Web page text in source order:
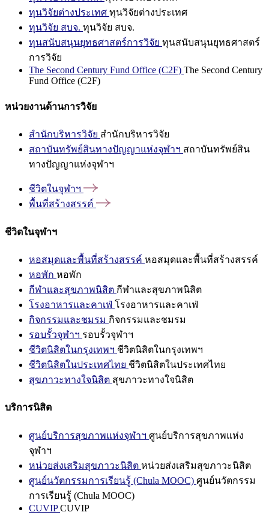
ทุนวิจัยต่างประเทศ ทุนวิจัยต่างประเทศ
ทุนวิจัย สบจ. ทุนวิจัย สบจ.
ทุนสนับสนุนยุทธศาสตร์การวิจัย ทุนสนับสนุนยุทธศาสตร์
การวิจัย
The Second Century Fund Office (C2F) The Second Century
Fund Office (C2F)
หน่วยงานด้านการวิจัย
สำนักบริหารวิจัย สำนักบริหารวิจัย
สถาบันทรัพย์สินทางปัญญาแห่งจุฬาฯ สถาบันทรัพย์สิน
ทางปัญญาแห่งจุฬาฯ
ชีวิตในจุฬาฯ
พื้นที่สร้างสรรค์
ชีวิตในจุฬาฯ
หอสมุดและพื้นที่สร้างสรรค์ หอสมุดและพื้นที่สร้างสรรค์
หอพัก หอพัก
กีฬาและสุขภาพนิสิต กีฬาและสุขภาพนิสิต
โรงอาหารและคาเฟ่ โรงอาหารและคาเฟ่
กิจกรรมและชมรม กิจกรรมและชมรม
รอบรั้วจุฬาฯ รอบรั้วจุฬาฯ
ชีวิตนิสิตในกรุงเทพฯ ชีวิตนิสิตในกรุงเทพฯ
ชีวิตนิสิตในประเทศไทย ชีวิตนิสิตในประเทศไทย
สุขภาวะทางใจนิสิต สุขภาวะทางใจนิสิต
บริการนิสิต
ศูนย์บริการสุขภาพแห่งจุฬาฯ ศูนย์บริการสุขภาพแห่ง
จุฬาฯ
หน่วยส่งเสริมสุขภาวะนิสิต หน่วยส่งเสริมสุขภาวะนิสิต
ศูนย์นวัตกรรมการเรียนรู้ (Chula MOOC) ศูนย์นวัตกรรม
การเรียนรู้ (Chula MOOC)
CUVIPCUVIP